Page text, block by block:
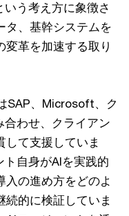
う考え方に象徴さ
タ、基幹システムを
変革を加速する取り
SAP、Microsoft、ク
合わせ、クライアン
して支援していま
ト自身がAIを実践的
入の進め方をどのよ
続的に検証していま